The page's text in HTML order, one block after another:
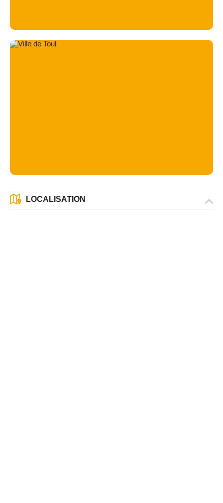
LOCALISATION